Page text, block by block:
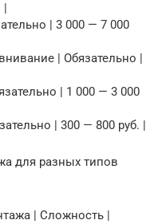
|
| 3 000 — 7 000
| Обязательно |
| 1 000 — 3 000
| 300 — 800 руб. |
для разных типов
| Сложность |